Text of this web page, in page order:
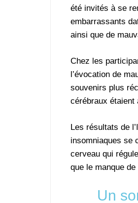
été invités à se
embarrassants
ainsi que de
Chez les
l’évocation de
souvenirs plus
cérébraux étaient
Les résultats de
insomniaques se
cerveau qui
que le manque
Un